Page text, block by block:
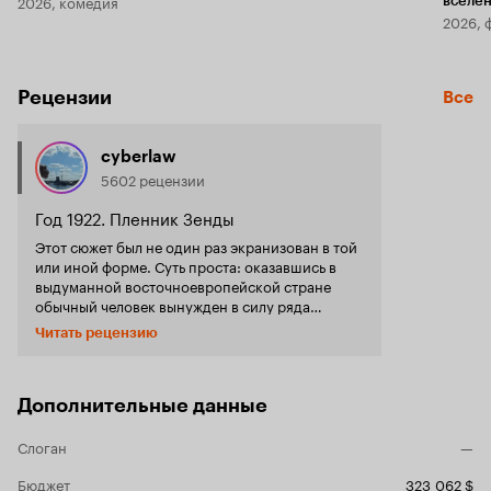
2026,
Рецензии Все
cyberlaw
5602 рецензии
Год 1922. Пленник Зенды
Этот сюжет был не один раз экранизован в той
или иной форме. Суть проста: оказавшись в
выдуманной восточноевропейской стране
обычный человек вынужден в силу ряда
обстоятельств (интриги, борьба за власть)
выдавать себя за короля. Думаю, что именно в
королем': познать какого это и не понести за
уже не экранизуют. В моде ее вариации - 'Дейв',
вот, принципиально ничего не меняется. Эти
Читать рецензию
Дополнительные данные
Слоган
—
Бюджет
323 062 $